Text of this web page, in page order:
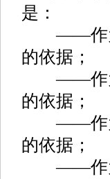
是：
——作为
的依据；
——作为
的依据；
——作为
的依据；
——作为